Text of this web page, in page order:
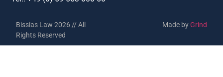
Bissias Law 2026 // All
Rights Reserved
Made byGrind